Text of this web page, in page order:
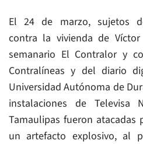
El 24 de marzo, sujetos
contra la vivienda de
semanario El Contralor y
Contralíneas y del diario
Universidad Autónoma de
instalaciones de Televisa
Tamaulipas fueron atacadas
un artefacto explosivo, al